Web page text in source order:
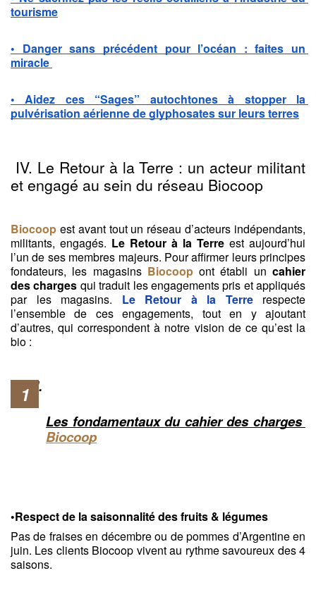
tourisme
• Danger sans précédent pour l’océan : faites un
miracle
• Aidez ces “Sages” autochtones à stopper la
pulvérisation aérienne de glyphosates sur leurs terres
et engagé au sein du réseau Biocoop
Biocoop est avant tout un réseau d’acteurs indépendants,
militants, engagés. Le Retour à la Terre est aujourd’hui
l’un de ses membres majeurs. Pour affirmer leurs principes
fondateurs, les magasins Biocoop ont établi un cahier
des charges qui traduit les engagements pris et appliqués
par les magasins. Le Retour à la Terre respecte
l’ensemble de ces engagements, tout en y ajoutant
d’autres, qui correspondent à notre vision de ce qu’est la
bio :
Les fondamentaux du cahier des charges
Biocoop
•Respect de la saisonnalité des fruits & légumes
Pas de fraises en décembre ou de pommes d’Argentine en
juin. Les clients Biocoop vivent au rythme savoureux des 4
saisons.